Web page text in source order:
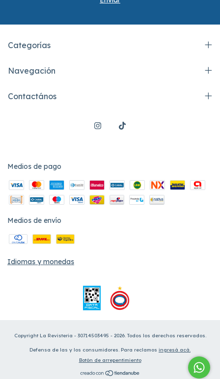
Categorías
Navegación
Contactános
Medios de pago
Medios de envío
Idiomas y monedas
Copyright La Revisteria - 30714503495 - 2026. Todos los derechos reservados.
Defensa de las y los consumidores. Para reclamos ingresá acá.
Botón de arrepentimiento